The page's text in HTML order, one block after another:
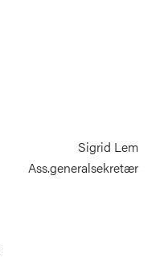
Sigrid Lem
Ass.generalsekretær